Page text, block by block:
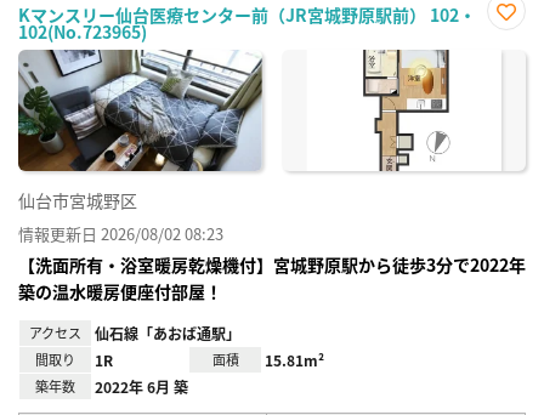
Kマンスリー仙台医療センター前（JR宮城野原駅前） 102・
102(No.723965)
に入
仙台市宮城野区
情報更新日 2026/08/02 08:23
【洗面所有・浴室暖房乾燥機付】宮城野原駅から徒歩3分で2022年
築の温水暖房便座付部屋！
アクセス 仙石線「あおば通駅」
間取り 1R 面積 15.81m²
築年数 2022年 6月 築